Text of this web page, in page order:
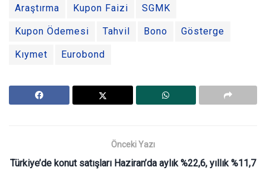
Araştırma Kupon Faizi SGMK
Kupon Ödemesi Tahvil Bono Gösterge
Kıymet Eurobond
Önceki Yazı
Türkiye’de konut satışları Haziran’da aylık %22,6, yıllık %11,7